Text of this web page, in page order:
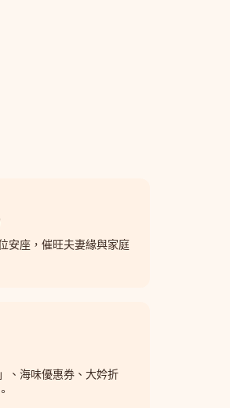
安座，催旺夫妻緣與家庭
、海味優惠券、大妗折